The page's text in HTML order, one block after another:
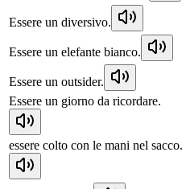
Essere un diversivo.
Essere un elefante bianco.
Essere un outsider.
Essere un giorno da ricordare.
essere colto con le mani nel sacco.